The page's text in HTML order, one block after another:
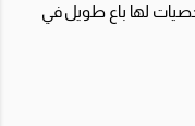
لها باع طويل في